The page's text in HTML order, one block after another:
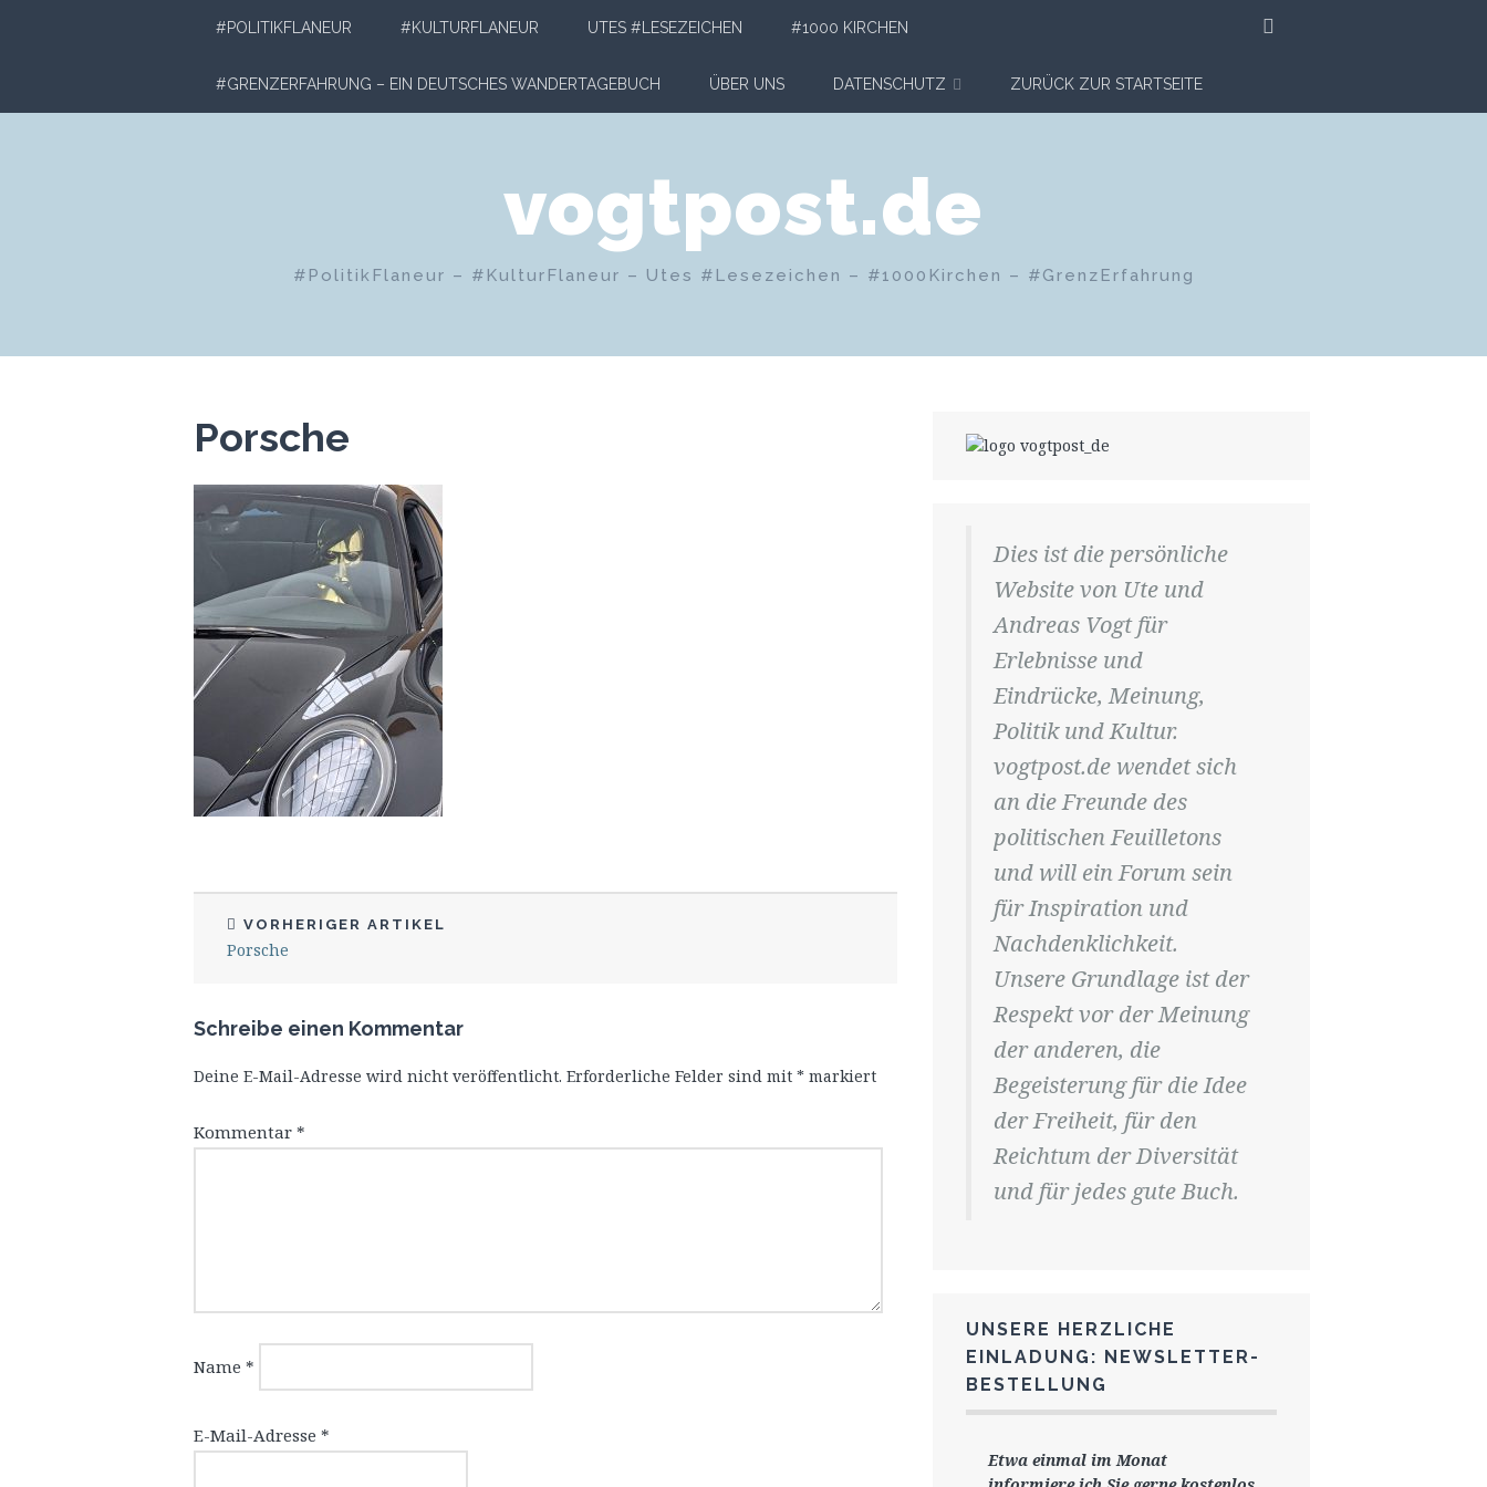
#POLITIKFLANEUR #KULTURFLANEUR UTES #LESEZEICHEN #1000 KIRCHEN
#GRENZERFAHRUNG – EIN DEUTSCHES WANDERTAGEBUCH ÜBER UNS DATENSCHUTZ ZURÜCK ZUR STARTSEITE
vogtpost.de
#PolitikFlaneur – #KulturFlaneur – Utes #Lesezeichen – #1000Kirchen – #GrenzErfahrung
Porsche
VORHERIGER ARTIKEL
Porsche
Schreibe einen Kommentar
Deine E-Mail-Adresse wird nicht veröffentlicht. Erforderliche Felder sind mit * markiert
Kommentar *
Name *
E-Mail-Adresse *
Dies ist die persönliche
Website von Ute und
Andreas Vogt für
Erlebnisse und
Eindrücke, Meinung,
Politik und Kultur.
vogtpost.de wendet sich
an die Freunde des
politischen Feuilletons
und will ein Forum sein
für Inspiration und
Nachdenklichkeit.
Unsere Grundlage ist der
Respekt vor der Meinung
der anderen, die
Begeisterung für die Idee
der Freiheit, für den
Reichtum der Diversität
und für jedes gute Buch.
UNSERE HERZLICHE
EINLADUNG: NEWSLETTER-
BESTELLUNG
Etwa einmal im Monat